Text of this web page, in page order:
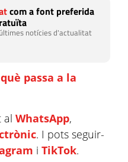
com a font preferida
notícies d'actualitat
passa a la
al WhatsApp,
. I pots seguir-
i TikTok.